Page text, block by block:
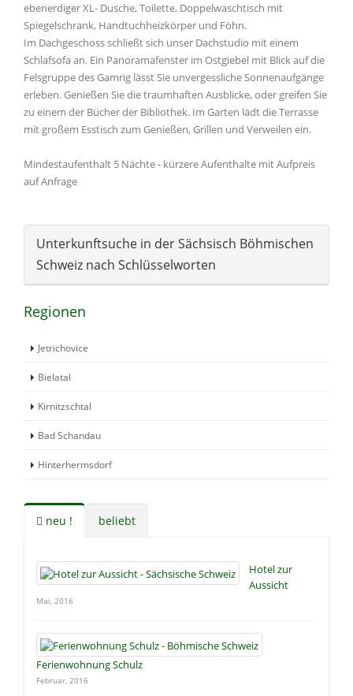
ebenerdiger XL- Dusche, Toilette, Doppelwaschtisch mit
Spiegelschrank, Handtuchheizkörper und Föhn.
Im Dachgeschoss schließt sich unser Dachstudio mit einem
Schlafsofa an. Ein Panoramafenster im Ostgiebel mit Blick auf die
Felsgruppe des Gamrig lässt Sie unvergessliche Sonnenaufgänge
erleben. Genießen Sie die traumhaften Ausblicke, oder greifen Sie
zu einem der Bücher der Bibliothek. Im Garten lädt die Terrasse
mit großem Esstisch zum Genießen, Grillen und Verweilen ein.
Mindestaufenthalt 5 Nächte - kürzere Aufenthalte mit Aufpreis
auf Anfrage
Unterkunftsuche in der Sächsisch Böhmischen
Schweiz nach Schlüsselworten
Regionen
Jetrichovice
Bielatal
Kirnitzschtal
Bad Schandau
Hinterhermsdorf
neu ! beliebt
Hotel zur
Aussicht
Mai, 2016
Ferienwohnung Schulz
Februar, 2016